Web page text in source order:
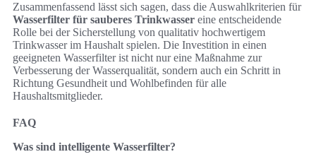
Zusammenfassend lässt sich sagen, dass die Auswahlkriterien für
Wasserfilter für sauberes Trinkwasser eine entscheidende
Rolle bei der Sicherstellung von qualitativ hochwertigem
Trinkwasser im Haushalt spielen. Die Investition in einen
geeigneten Wasserfilter ist nicht nur eine Maßnahme zur
Verbesserung der Wasserqualität, sondern auch ein Schritt in
Richtung Gesundheit und Wohlbefinden für alle
Haushaltsmitglieder.
FAQ
Was sind intelligente Wasserfilter?